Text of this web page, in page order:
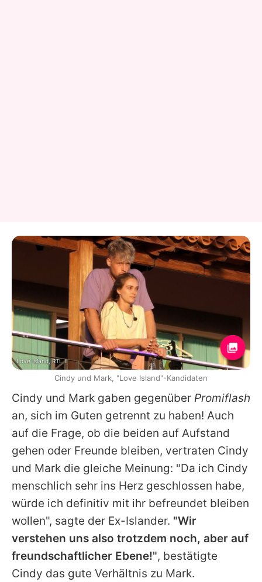
Cindy und Mark gaben gegenüber Promiflash
an, sich im Guten getrennt zu haben! Auch
auf die Frage, ob die beiden auf Aufstand
gehen oder Freunde bleiben, vertraten Cindy
und Mark die gleiche Meinung: "Da ich Cindy
menschlich sehr ins Herz geschlossen habe,
würde ich definitiv mit ihr befreundet bleiben
wollen", sagte der Ex-Islander. "Wir
verstehen uns also trotzdem noch, aber auf
freundschaftlicher Ebene!", bestätigte
Cindy das gute Verhältnis zu Mark.
Love Island, RTL II
Cindy und Mark, "Love Island"-Kandidaten